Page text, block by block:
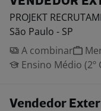
PROJEKT
São Paulo - SP
A combinar
Ensino Médio (2º
Vendedor